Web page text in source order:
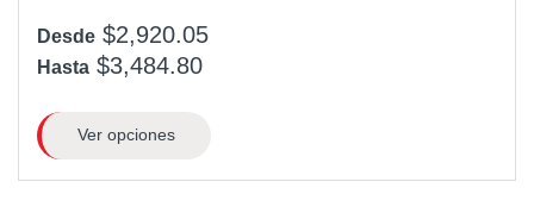
Desde $2,920.05
Hasta $3,484.80
Ver opciones